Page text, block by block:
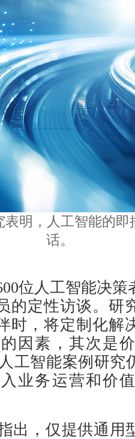
表明，人工智能的
话。
位人工智能决
的定性访谈。研
时，将定制化解
因素，其次是
工智能案例研究
业务运营和价
出，仅提供通用